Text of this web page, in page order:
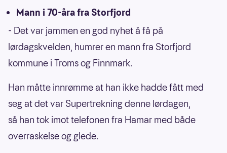
Mann i 70-åra fra Storfjord
- Det var jammen en god nyhet å få på
lørdagskvelden, humrer en mann fra Storfjord
kommune i Troms og Finnmark.
Han måtte innrømme at han ikke hadde fått med
seg at det var Supertrekning denne lørdagen,
så han tok imot telefonen fra Hamar med både
overraskelse og glede.